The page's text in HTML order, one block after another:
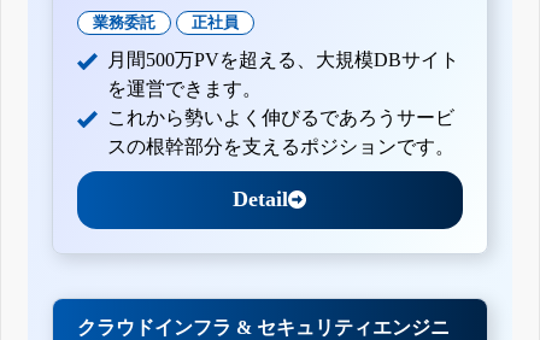
業務委託 正社員
月間500万PVを超える、大規模DBサイト
を運営できます。
これから勢いよく伸びるであろうサービ
スの根幹部分を支えるポジションです。
Detail
クラウドインフラ & セキュリティエンジニ